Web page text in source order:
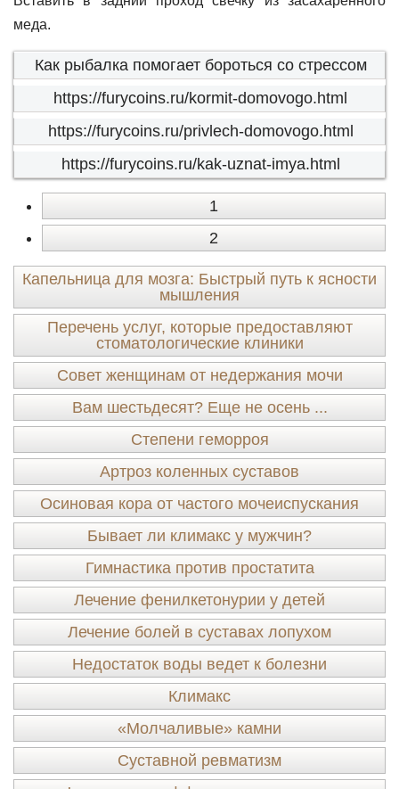
меда.
Как рыбалка помогает бороться со стрессом
https://furycoins.ru/kormit-domovogo.html
https://furycoins.ru/privlech-domovogo.html
https://furycoins.ru/kak-uznat-imya.html
1
2
Капельница для мозга: Быстрый путь к ясности
мышления
Перечень услуг, которые предоставляют
стоматологические клиники
Совет женщинам от недержания мочи
Вам шестьдесят? Еще не осень ...
Степени геморроя
Артроз коленных суставов
Осиновая кора от частого мочеиспускания
Бывает ли климакс у мужчин?
Гимнастика против простатита
Лечение фенилкетонурии у детей
Лечение болей в суставах лопухом
Недостаток воды ведет к болезни
Климакс
«Молчаливые» камни
Суставной ревматизм